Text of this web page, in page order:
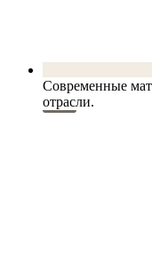
Современные
отрасли.